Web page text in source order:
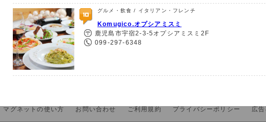
グルメ・飲食 / イタリアン・フレンチ
Komugico.オプシアミスミ
鹿児島市宇宿2-3-5オプシアミスミ2F
099-297-6348
マグネットの使い方 お問い合わせ ご利用規約 プライバシーポリシー 広